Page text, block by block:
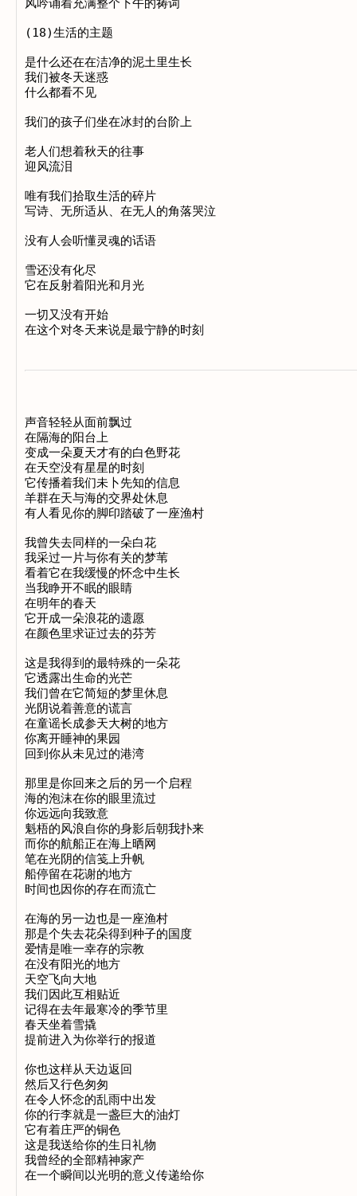
风吟诵着充满整个下午的祷词
(18)生活的主题
是什么还在在洁净的泥土里生长
我们被冬天迷惑
什么都看不见
我们的孩子们坐在冰封的台阶上
老人们想着秋天的往事
迎风流泪
唯有我们拾取生活的碎片
写诗、无所适从、在无人的角落哭泣
没有人会听懂灵魂的话语
雪还没有化尽
它在反射着阳光和月光
一切又没有开始
声音轻轻从面前飘过
在隔海的阳台上
变成一朵夏天才有的白色野花
在天空没有星星的时刻
它传播着我们未卜先知的信息
羊群在天与海的交界处休息
有人看见你的脚印踏破了一座渔村
我曾失去同样的一朵白花
我采过一片与你有关的梦苇
看着它在我缓慢的怀念中生长
当我睁开不眠的眼睛
在明年的春天
它开成一朵浪花的遗愿
在颜色里求证过去的芬芳
这是我得到的最特殊的一朵花
它透露出生命的光芒
我们曾在它简短的梦里休息
光阴说着善意的谎言
在童谣长成参天大树的地方
你离开睡神的果园
回到你从未见过的港湾
那里是你回来之后的另一个启程
海的泡沫在你的眼里流过
你远远向我致意
魁梧的风浪自你的身影后朝我扑来
而你的航船正在海上晒网
笔在光阴的信笺上升帆
船停留在花谢的地方
时间也因你的存在而流亡
在海的另一边也是一座渔村
那是个失去花朵得到种子的国度
爱情是唯一幸存的宗教
在没有阳光的地方
天空飞向大地
我们因此互相贴近
记得在去年最寒冷的季节里
春天坐着雪撬
提前进入为你举行的报道
你也这样从天边返回
然后又行色匆匆
在令人怀念的乱雨中出发
你的行李就是一盏巨大的油灯
它有着庄严的铜色
这是我送给你的生日礼物
我曾经的全部精神家产
在一个瞬间以光明的意义传递给你